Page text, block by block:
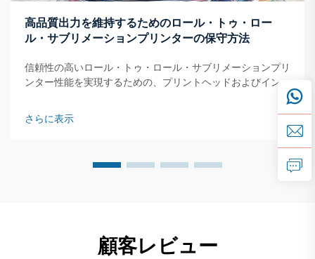
高品質出力を維持するためのロール・トゥ・ロー
ル・サブリメーションプリンターの保守方法
信頼性の高いロール・トゥ・ロール・サブリメーションプリ
ンター性能を実現するための、プリントヘッドおよびインク
供給系の日常保守。プリントヘッド、グレーティング、フィ
ルター、キャップ、スクラパーブレードに対する清掃および
点検手順。毎朝、これらの部品を素早く点検することから始
さらに表示
顧客レビュー